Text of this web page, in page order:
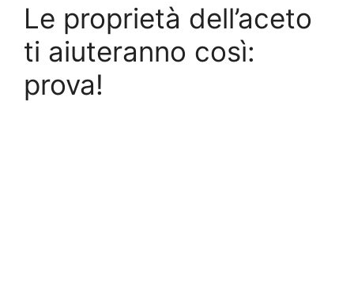
Le proprietà dell’aceto
ti aiuteranno così:
prova!